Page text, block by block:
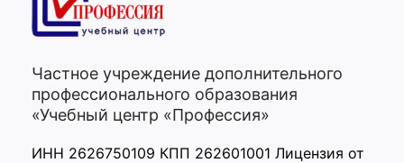
Частное учреждение дополнительного
профессионального образования
«Учебный центр «Профессия»
ИНН 2626750109 КПП 262601001 Лицензия от